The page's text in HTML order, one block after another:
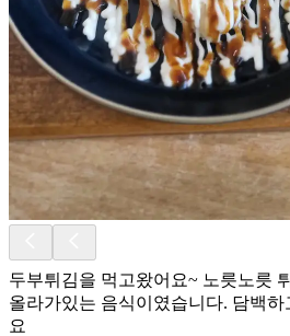
두부튀김을 먹고왔어요~ 노릇노릇
올라가있는 음식이였습니다. 담백
요